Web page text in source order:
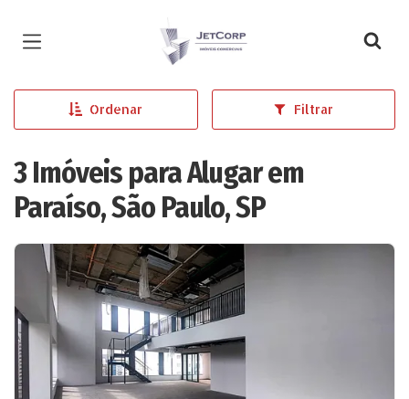
Página inicial
Ordenar Filtrar
3 Imóveis para Alugar em
Paraíso, São Paulo, SP